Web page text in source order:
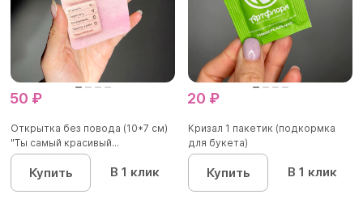
50 ₽
Открытка без повода (10*7 см)
"Ты самый красивый...
Купить В 1 клик
20 ₽
Кризал 1 пакетик (подкормка
для букета)
Купить В 1 клик